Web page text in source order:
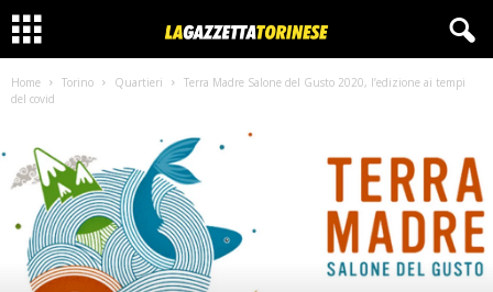
Home Torino Quartieri
Terra Madre Salone del Gusto 2020, l’edizione ai tempi
del covid